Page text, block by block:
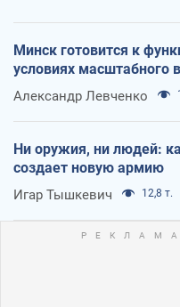
Минск готовится к
условиях масштабного
Александр Левченко
Ни оружия, ни людей:
создает новую армию
Игар Тышкевич 12,8 т.